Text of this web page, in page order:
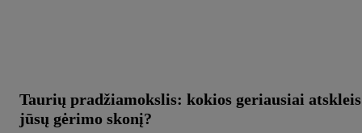
Taurių pradžiamokslis: kokios geriausiai atskleis
jūsų gėrimo skonį?